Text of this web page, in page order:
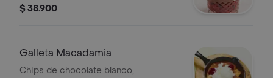
chocolate al 70% caliente sin azúcar,
pecanas.
$ 38.900
Galleta Macadamia
Chips de chocolate blanco,